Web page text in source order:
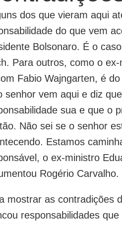
dos que vieram aqui
do que vem
Bolsonaro. É o
Para outros, como o
Fabio Wajngarten, é
senhor vem aqui e diz
sua e que o
Não sei se o senhor
Estamos
o ex-ministro
Rogério Carvalho.
mostrar as contradições
responsabilidades